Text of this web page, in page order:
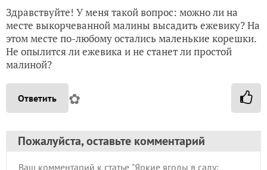
Здравствуйте! У меня такой вопрос: можно ли на
месте выкорчеванной малины высадить ежевику? На
этом месте по-любому остались маленькие корешки.
Не опылится ли ежевика и не станет ли простой
малиной?
Ответить ✿
Пожалуйста, оставьте комментарий